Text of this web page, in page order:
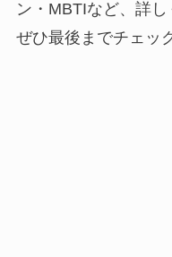
ン・MBTIなど、詳し
ぜひ最後までチェッ